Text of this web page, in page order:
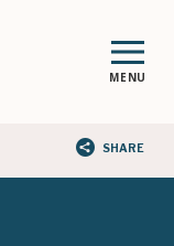
MENU
SHARE